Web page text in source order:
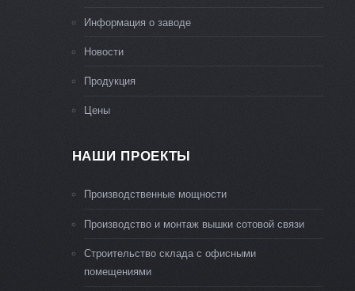
Информация о заводе
Новости
Продукция
Цены
НАШИ ПРОЕКТЫ
Производственные мощности
Производство и монтаж вышки сотовой связи
Строительство склада с офисными
помещениями